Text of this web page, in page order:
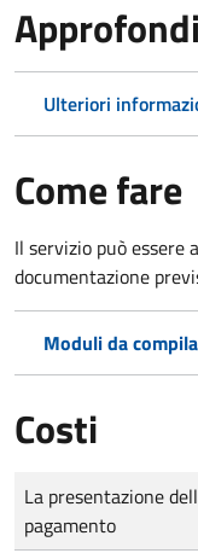
Ulteriori
Come fare
Il servizio può
documentazione
Moduli da
Costi
Tipo di pagamento
Importo
La presentazione
pagamento